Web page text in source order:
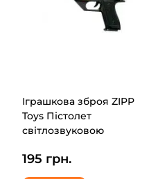
Іграшкова зброя ZIPP
Toys Пістолет
світлозвуковою
камуфляж (814)
195 грн.